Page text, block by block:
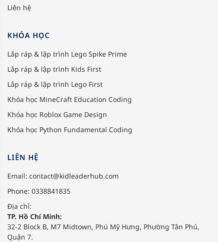
Liên hệ
KHÓA HỌC
Lắp ráp & lập trình Lego Spike Prime
Lắp ráp & lập trình Kids First
Lắp ráp & lập trình Lego First
Khóa học MineCraft Education Coding
Khóa học Roblox Game Design
Khóa học Python Fundamental Coding
LIÊN HỆ
Email: contact@kidleaderhub.com
Phone: 0338841835
Địa chỉ:
TP. Hồ Chí Minh:
32-2 Block B, M7 Midtown, Phú Mỹ Hưng, Phường Tân Phú,
Quận 7.